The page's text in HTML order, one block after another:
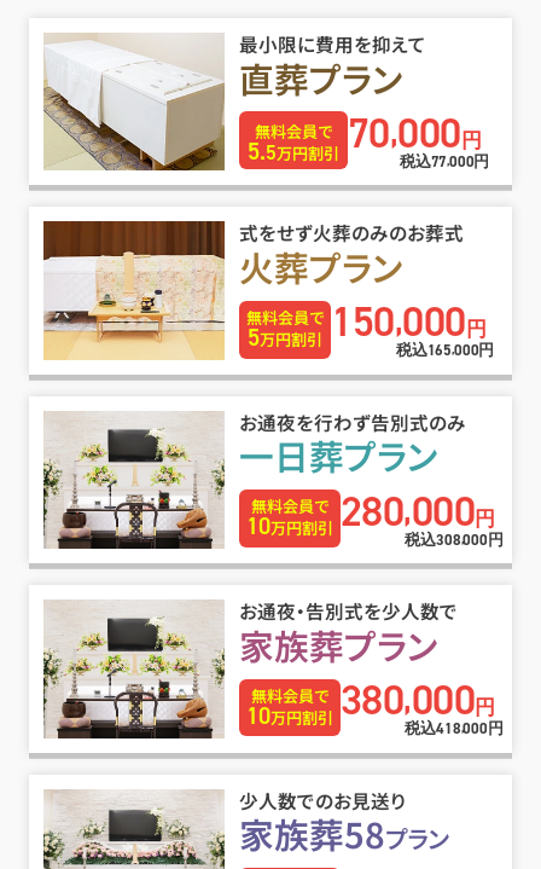
最小限に費用を抑えて
直葬プラン
無料会員で
5.5万円割引 70,000円
税込77,000円
式をせず火葬のみのお葬式
火葬プラン
無料会員で
5万円割引 150,000円
税込165,000円
お通夜を行わず告別式のみ
一日葬プラン
無料会員で
10万円割引 280,000円
税込308,000円
お通夜・告別式を少人数で
家族葬プラン
無料会員で
10万円割引 380,000円
税込418,000円
少人数でのお見送り
家族葬58プラン